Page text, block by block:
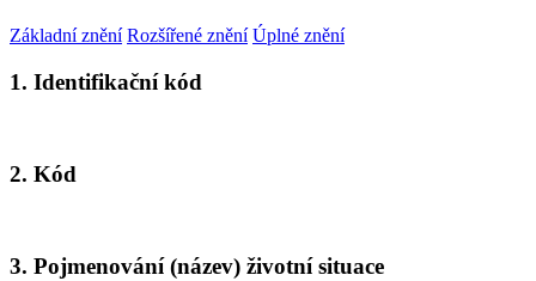
Základní znění Rozšířené znění Úplné znění
1. Identifikační kód
2. Kód
3. Pojmenování (název) životní situace